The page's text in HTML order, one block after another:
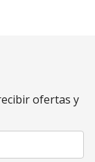
ofertas y